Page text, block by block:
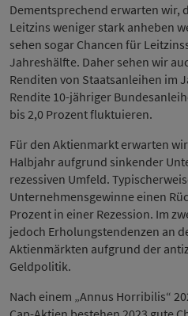
Dementsprechend erwarten wir,
Leitzins weniger stark anheben
sehen sogar Chancen für
Jahreshälfte. Daher sehen wir
Renditen von Staatsanleihen im
Rendite 10-jähriger
bis 2,0 Prozent fluktuieren.
Für den Aktienmarkt erwarten
Halbjahr aufgrund sinkender
rezessiven Umfeld.
Unternehmensgewinne einen
Prozent in einer Rezession. Im
jedoch Erholungstendenzen an
Aktienmärkten aufgrund der
Geldpolitik.
Nach einem „Annus Horribilis“